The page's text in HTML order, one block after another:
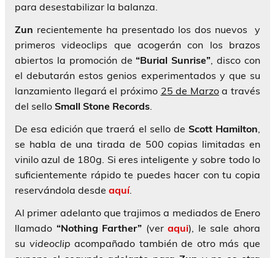
para desestabilizar la balanza.
Zun recientemente ha presentado los dos nuevos y
primeros videoclips que acogerán con los brazos
abiertos la promoción de“Burial Sunrise”, disco con
el debutarán estos genios experimentados y que su
lanzamiento llegará el próximo 25 de Marzoa través
del sello Small Stone Records.
De esa edición que traerá el sello de Scott Hamilton,
se habla de una tirada de 500 copias limitadas en
vinilo azul de 180g. Si eres inteligente y sobre todo lo
suficientemente rápido te puedes hacer con tu copia
reservándola desde aquí.
Al primer adelanto que trajimos a mediados de Enero
llamado “Nothing Farther” (veraqui), le sale ahora
su videoclip acompañado también de otro más que